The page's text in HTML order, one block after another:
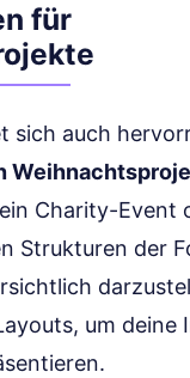
für
sich auch
Charity-Event
Strukturen der
um deine